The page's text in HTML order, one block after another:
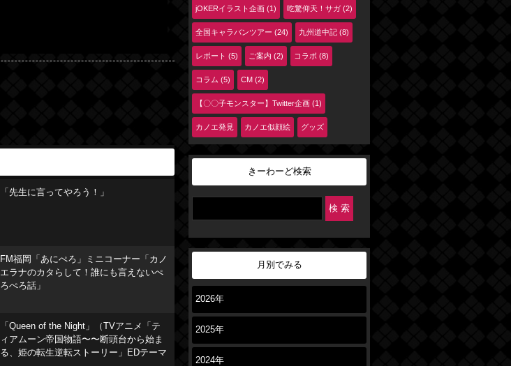
「先生に言ってやろう！」
FM福岡「あにぺろ」ミニコーナー「カノ
エラナのカタらして！誰にも言えないぺ
ろぺろ話」
「Queen of the Night」（TVアニメ「テ
ィアムーン帝国物語〜〜断頭台から始ま
る、姫の転生逆転ストーリー」EDテーマ
jOKERイラスト企画 (1) 吃驚仰天！サガ (2)
全国キャラバンツアー (24) 九州道中記 (8)
レポート (5) ご案内 (2) コラボ (8)
コラム (5) CM (2)
【〇〇子モンスター】Twitter企画 (1)
カノエ発見 カノエ似顔絵 グッズ
きーわーど検索
月別でみる
2026年
2025年
2024年